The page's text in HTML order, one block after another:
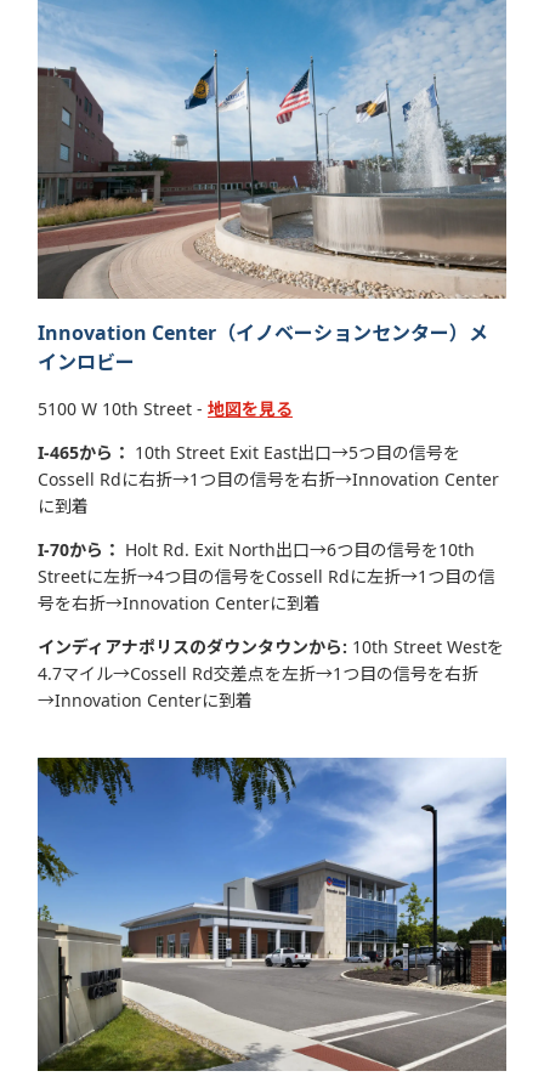
Innovation Center（イノベーションセンター）メ
インロビー
5100 W 10th Street - 地図を見る
I-465から： 10th Street Exit East出口→5つ目の信号を
Cossell Rdに右折→1つ目の信号を右折→Innovation Center
に到着
I-70から： Holt Rd. Exit North出口→6つ目の信号を10th
Streetに左折→4つ目の信号をCossell Rdに左折→1つ目の信
号を右折→Innovation Centerに到着
インディアナポリスのダウンタウンから: 10th Street Westを
4.7マイル→Cossell Rd交差点を左折→1つ目の信号を右折
→Innovation Centerに到着